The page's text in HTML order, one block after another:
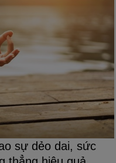
sự dẻo dai, sức